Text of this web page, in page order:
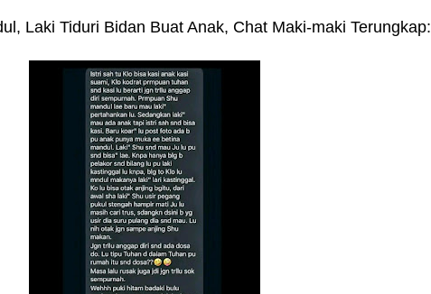
Laki Tiduri Bidan Buat Anak, Chat Maki-maki Terungkap: